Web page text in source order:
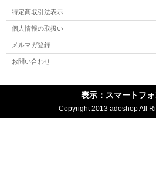
特定商取引法表示
個人情報の取扱い
メルマガ登録
お問い合わせ
表示：スマートフォ
Copyright 2013 adoshop All